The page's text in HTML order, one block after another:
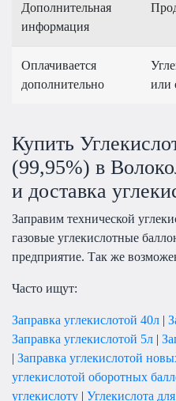
Дополнительная
информация
Оплачивается
дополнительно
или
Купить
(99,95%) в
и доставка
Заправим технической
газовые углекислотные
предприятие. Так же
Часто ищут:
Заправка углекислотой 40л |
Заправка углекислотой 5л |
| Заправка углекислотой
углекислотой оборотных
углекислоту | Углекислота